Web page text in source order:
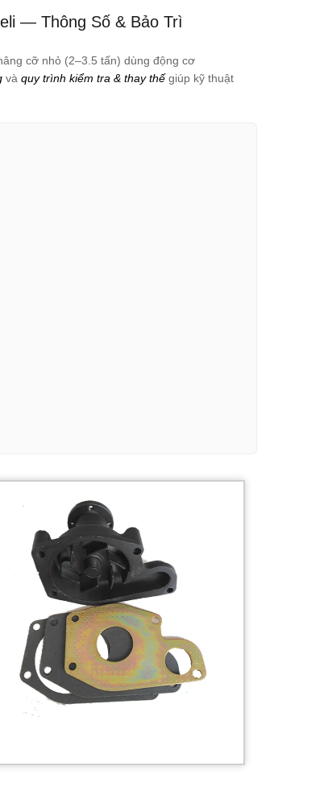
— Thông Số & Bảo Trì
cỡ nhỏ (2–3.5 tấn) dùng động cơ
và quy trình kiểm tra & thay thếgiúp kỹ thuật